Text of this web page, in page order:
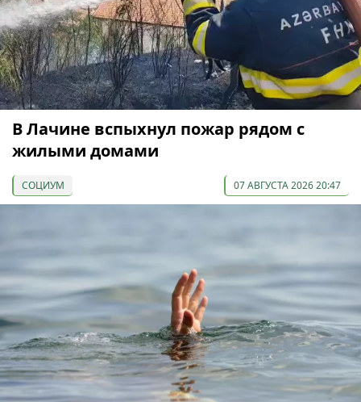
В Лачине вспыхнул пожар рядом с
жилыми домами
СОЦИУМ 07 АВГУСТА 2026 20:47